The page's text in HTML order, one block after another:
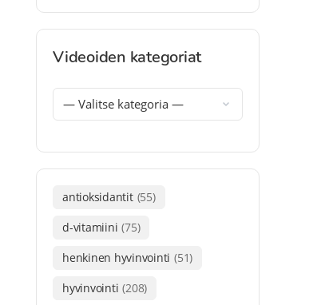
Videoiden kategoriat
antioksidantit (55)
d-vitamiini (75)
henkinen hyvinvointi (51)
hyvinvointi (208)